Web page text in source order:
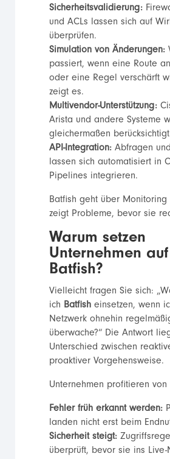
Sicherheitsvalidierung:
und ACLs lassen sich auf
überprüfen.
Simulation von Änderungen:
passiert, wenn eine Route
oder eine Regel verschärft
zeigt es.
Multivendor-Unterstützung:
Arista und andere Systeme
gleichermaßen
API-Integration:Abfragen
lassen sich automatisiert in
Pipelines integrieren.
Batfish geht über Monitoring
zeigt Probleme, bevor sie
Warum setzen
Unternehmen auf
Batfish?
Vielleicht fragen Sie sich:
ich Batfisheinsetzen, wenn
Netzwerk ohnehin
überwache?“ Die Antwort
Unterschied zwischen
proaktiver Vorgehensweise.
Unternehmen profitieren von
Fehler früh erkannt werden:
landen nicht erst beim
Sicherheit steigt:
überprüft, bevor sie ins Live-